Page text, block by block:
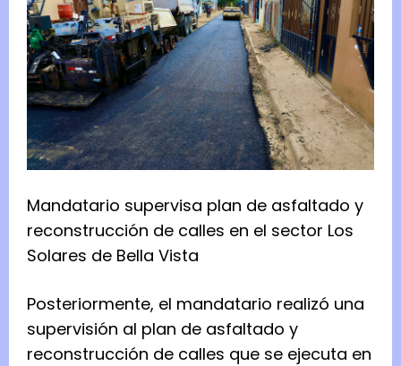
Mandatario supervisa plan de asfaltado y
reconstrucción de calles en el sector Los
Solares de Bella Vista
Posteriormente, el mandatario realizó una
supervisión al plan de asfaltado y
reconstrucción de calles que se ejecuta en